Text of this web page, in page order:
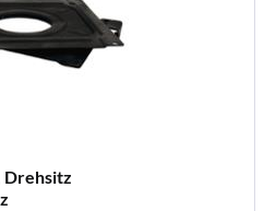
Drehsitz